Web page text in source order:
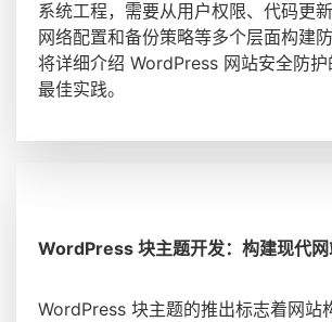
系统工程，需要从用户权限、代码更新
网络配置和备份策略等多个层面构建
将详细介绍 WordPress 网站安全防护
最佳实践。
WordPress 块主题开发：构建现代
WordPress 块主题的推出标志着网站